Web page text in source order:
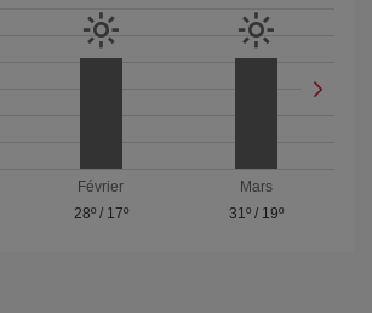
Février
28º/ 17º
Mars
31º / 19º